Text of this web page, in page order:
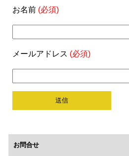
お名前 (必須)
メールアドレス (必須)
お問合せ